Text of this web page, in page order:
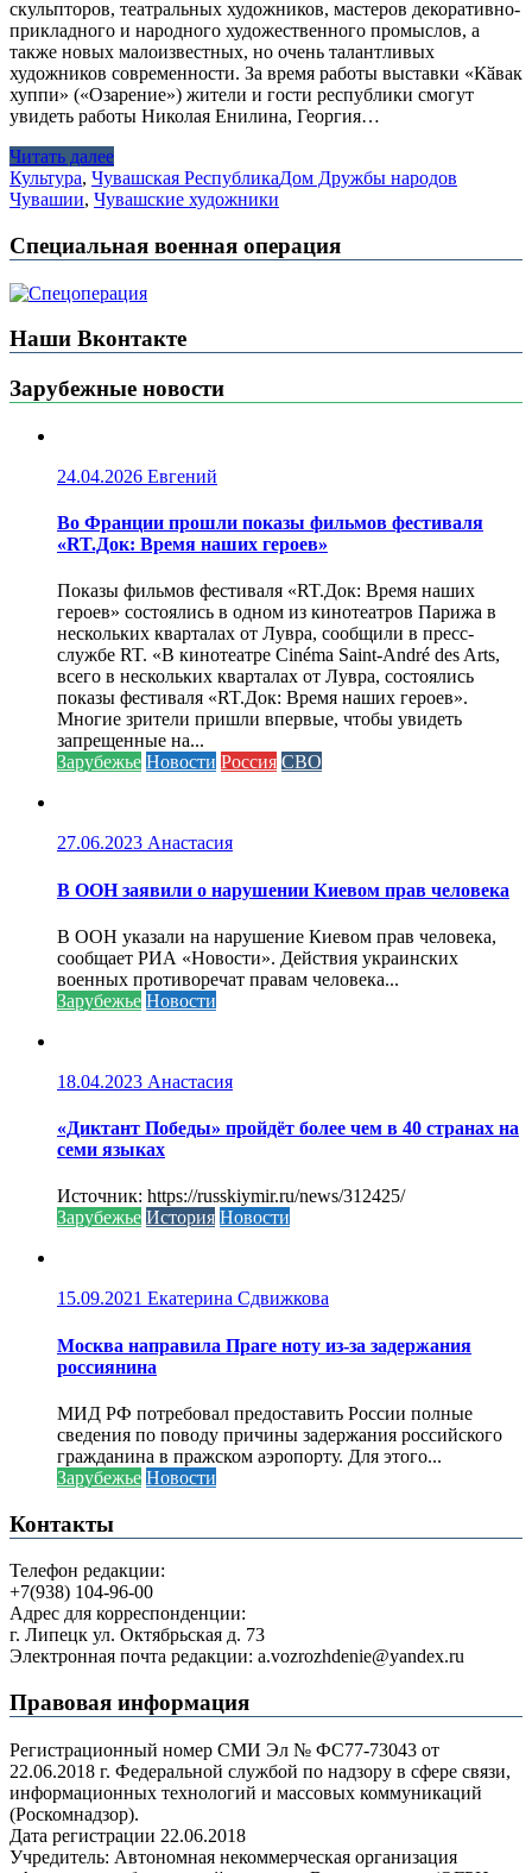
скульпторов, театральных художников, мастеров декоративно-
прикладного и народного художественного промыслов, а
также новых малоизвестных, но очень талантливых
художников современности. За время работы выставки «Кӑвак
хуппи» («Озарение») жители и гости республики смогут
увидеть работы Николая Енилина, Георгия…
Читать далее
Культура, Чувашская РеспубликаДом Дружбы народов
Чувашии, Чувашские художники
Специальная военная операция
Наши Вконтакте
Зарубежные новости
24.04.2026 Евгений
Во Франции прошли показы фильмов фестиваля
«RT.Док: Время наших героев»
Показы фильмов фестиваля «RT.Док: Время наших
героев» состоялись в одном из кинотеатров Парижа в
нескольких кварталах от Лувра, сообщили в пресс-
службе RT. «В кинотеатре Cinéma Saint-André des Arts,
всего в нескольких кварталах от Лувра, состоялись
показы фестиваля «RT.Док: Время наших героев».
Многие зрители пришли впервые, чтобы увидеть
запрещенные на...
Зарубежье Новости Россия СВО
27.06.2023 Анастасия
В ООН заявили о нарушении Киевом прав человека
В ООН указали на нарушение Киевом прав человека,
сообщает РИА «Новости». Действия украинских
военных противоречат правам человека...
Зарубежье Новости
18.04.2023 Анастасия
«Диктант Победы» пройдёт более чем в 40 странах на
семи языках
Источник: https://russkiymir.ru/news/312425/
Зарубежье История Новости
15.09.2021 Екатерина Сдвижкова
Москва направила Праге ноту из-за задержания
россиянина
МИД РФ потребовал предоставить России полные
сведения по поводу причины задержания российского
гражданина в пражском аэропорту. Для этого...
Зарубежье Новости
Контакты
Телефон редакции:
+7(938) 104-96-00
Адрес для корреспонденции:
г. Липецк ул. Октябрьская д. 73
Электронная почта редакции: a.vozrozhdenie@yandex.ru
Правовая информация
Регистрационный номер СМИ Эл № ФС77-73043 от
22.06.2018 г. Федеральной службой по надзору в сфере связи,
информационных технологий и массовых коммуникаций
(Роскомнадзор).
Дата регистрации 22.06.2018
Учредитель: Автономная некоммерческая организация